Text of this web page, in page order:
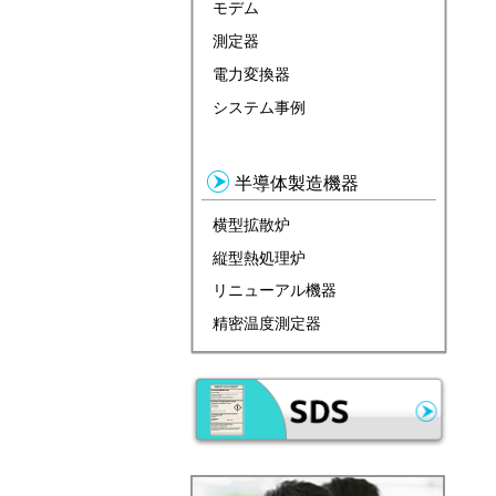
モデム
測定器
電力変換器
システム事例
半導体製造機器
横型拡散炉
縦型熱処理炉
リニューアル機器
精密温度測定器